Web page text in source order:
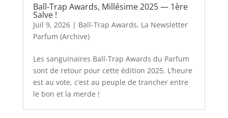
Ball-Trap Awards, Millésime 2025 — 1ère
Salve !
Juil 9, 2026| Ball-Trap Awards, La Newsletter
Parfum (Archive)
Les sanguinaires Ball-Trap Awards du Parfum
sont de retour pour cette édition 2025. L’heure
est au vote, c’est au peuple de trancher entre
le bon et la merde !